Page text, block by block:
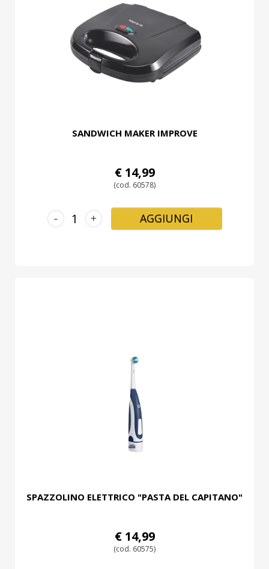
SANDWICH MAKER IMPROVE
€ 14,99
(cod. 60578)
+
- AGGIUNGI
SPAZZOLINO ELETTRICO "PASTA DEL CAPITANO"
€ 14,99
(cod. 60575)